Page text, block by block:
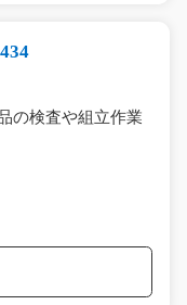
の検査や組立作業